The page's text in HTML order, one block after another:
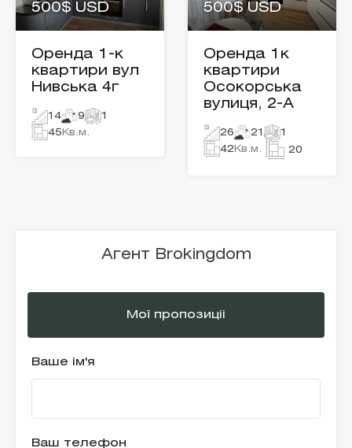
500$ USD
Оренда 1-к
квартири вул
Нивська 4г
14 9
1
45 Кв.м.
500$ USD
Оренда 1к
квартири
Осокорська
вулиця, 2-А
26 21
1
42 Кв.м. 20
Агент Brokingdom
Мої пропозиціі
Ваше ім'я
Ваш телефон